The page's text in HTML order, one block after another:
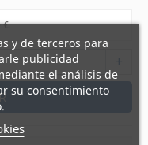
€.
y de terceros para
publicidad
el análisis de
su consentimiento